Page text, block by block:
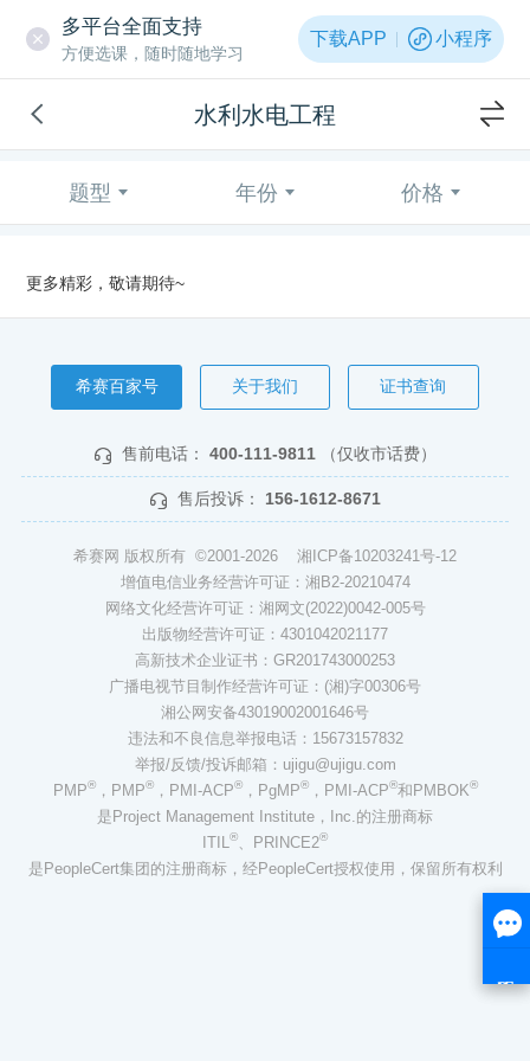
多平台全面支持
方便选课，随时随地学习
下载APP 小程序
水利水电工程
题型 年份 价格
更多精彩，敬请期待~
希赛百家号 关于我们 证书查询
售前电话： 400-111-9811 （仅收市话费）
售后投诉： 156-1612-8671
希赛网 版权所有 ©2001-2026 湘ICP备10203241号-12
增值电信业务经营许可证：湘B2-20210474
网络文化经营许可证：湘网文(2022)0042-005号
出版物经营许可证：4301042021177
高新技术企业证书：GR201743000253
广播电视节目制作经营许可证：(湘)字00306号
湘公网安备43019002001646号
违法和不良信息举报电话：15673157832
举报/反馈/投诉邮箱：ujigu@ujigu.com
PMP®，PMP®，PMI-ACP®，PgMP®，PMI-ACP®和PMBOK®
是Project Management Institute，Inc.的注册商标
ITIL®、PRINCE2®
是PeopleCert集团的注册商标，经PeopleCert授权使用，保留所有权利